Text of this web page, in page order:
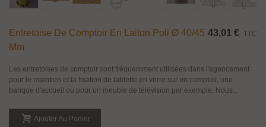
Entretoise De Comptoir En Laiton Poli Ø 40/45
Mm
43,01 € TTC
Les entretoises de comptoir sont fréquemment utilisées dans l'agencement
pour le maintien et la fixation de tablette en verre sur un comptoir, une
banque d'accueil ou pour un meuble de télévision par exemple. Nous...
Ajouter Au Panier